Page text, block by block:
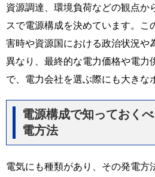
資源調達、環境負荷などの観点か
スで電源構成を決めています。こ
害時や資源国における政治状況や
異なり、最終的な電力価格や電力
で、電力会社を選ぶ際にも大きな
電源構成で知っておく
電方法
電気にも種類があり、その発電方